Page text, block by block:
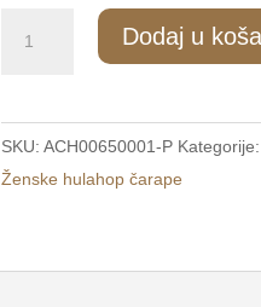
čarape
XL-
XXL
Dodaj u
SKU:ACH00650001-P
Ženske hulahop čarape